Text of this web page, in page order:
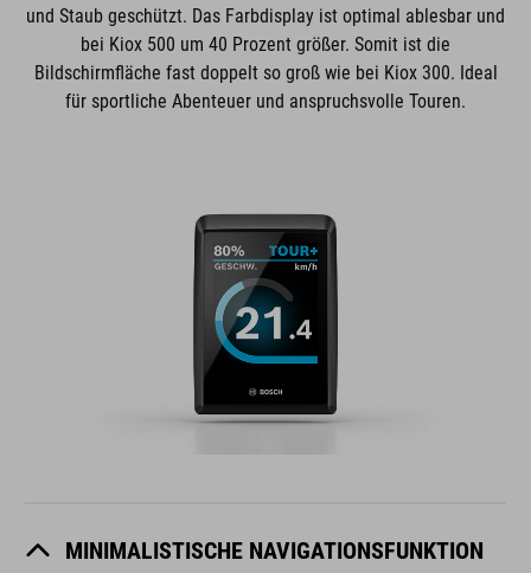
und Staub geschützt. Das Farbdisplay ist optimal ablesbar und
bei Kiox 500 um 40 Prozent größer. Somit ist die
Bildschirmfläche fast doppelt so groß wie bei Kiox 300. Ideal
für sportliche Abenteuer und anspruchsvolle Touren.
MINIMALISTISCHE NAVIGATIONSFUNKTION